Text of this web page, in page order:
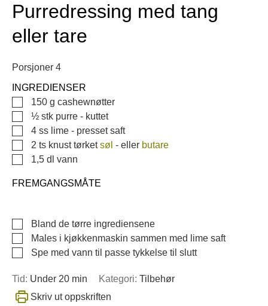
Purredressing med tang
eller tare
Porsjoner 4
INGREDIENSER
▢
150 g cashewnøtter
▢
½ stk purre - kuttet
▢
4 ss lime - presset saft
▢
2 ts knust tørket søl - eller butare
▢
1,5 dl vann
FREMGANGSMÅTE
▢
Bland de tørre ingrediensene
▢
Males i kjøkkenmaskin sammen med lime saft
▢
Spe med vann til passe tykkelse til slutt
Tid: Under 20 min Kategori:Tilbehør
Skriv ut oppskriften